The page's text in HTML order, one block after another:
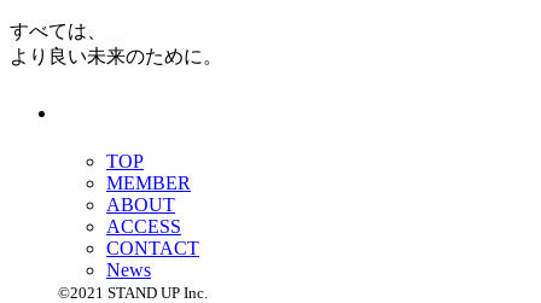
すべては、
より良い未来のために。
TOP
MEMBER
ABOUT
ACCESS
CONTACT
News
©2021 STAND UP Inc.